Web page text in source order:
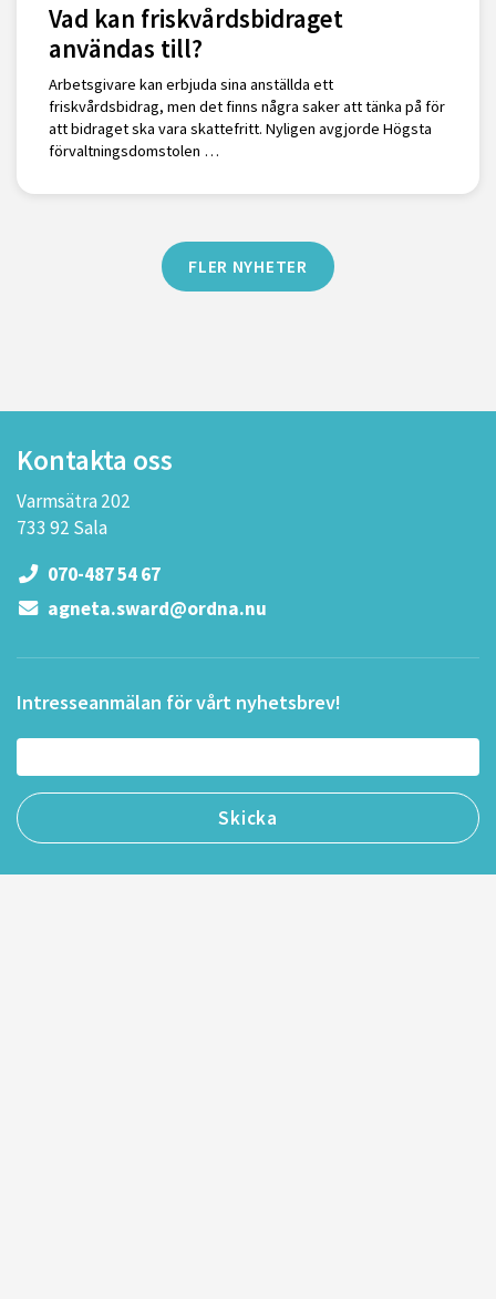
Vad kan friskvårdsbidraget
användas till?
Arbetsgivare kan erbjuda sina anställda ett
friskvårdsbidrag, men det finns några saker att tänka på för
att bidraget ska vara skattefritt. Nyligen avgjorde Högsta
förvaltningsdomstolen …
FLER NYHETER
Kontakta oss
Varmsätra 202
733 92 Sala
070-487 54 67
agneta.sward@ordna.nu
Intresseanmälan för vårt nyhetsbrev!